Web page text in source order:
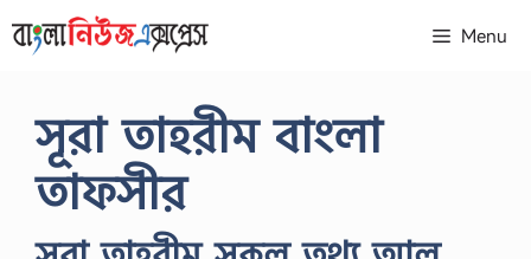
to
Menu
সূরা তাহরীম বাংলা
তাফসীর